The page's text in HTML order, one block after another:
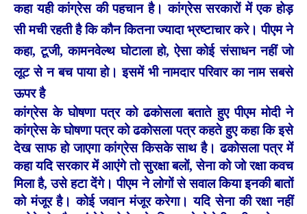
कहा यही कांग्रेस की पहचान है। कांग्रेस सरकारों में एक होड़
सी मची रहती है कि कौन कितना ज्यादा भ्रष्टाचार करे। पीएम ने
कहा, टूजी, कामनवेल्थ घोटाला हो, ऐसा कोई संसाधन नहीं जो
लूट से न बच पाया हो। इसमें भी नामदार परिवार का नाम सबसे
ऊपर है
कांग्रेस के घोषणा पत्र को ढकोसला बताते हुए पीएम मोदी ने
कांग्रेस के घोषणा पत्र को ढकोसला पत्र कहते हुए कहा कि इसे
देख साफ हो जाएगा कांग्रेस किसके साथ है। ढकोसला पत्र में
कहा यदि सरकार में आएंगे तो सुरक्षा बलों, सेना को जो रक्षा कवच
मिला है, उसे हटा देंगे। पीएम ने लोगों से सवाल किया इनकी बातों
को मंजूर है। कोई जवान मंजूर करेगा। यदि सेना की रक्षा नहीं